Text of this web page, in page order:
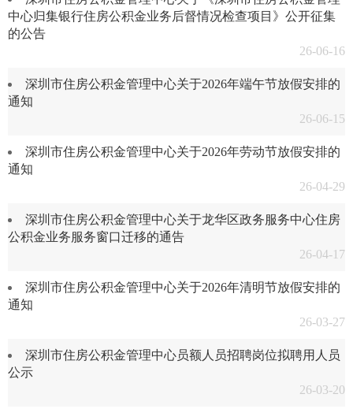
中心归集银行住房公积金业务后督情况检查项目》公开征集
的公告
26-06-16
深圳市住房公积金管理中心关于2026年端午节放假安排的
通知
26-06-15
深圳市住房公积金管理中心关于2026年劳动节放假安排的
通知
26-04-29
深圳市住房公积金管理中心关于龙华区政务服务中心住房
公积金业务服务窗口迁移的通告
26-04-17
深圳市住房公积金管理中心关于2026年清明节放假安排的
通知
26-03-27
深圳市住房公积金管理中心员额人员招聘岗位拟聘用人员
公示
26-03-20